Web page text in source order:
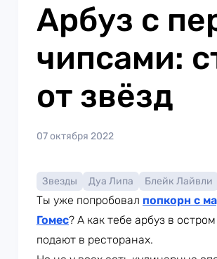
Арбуз с
чипсами:
от звёзд
07 октября 2022
Звезды Дуа Липа Блейк Лайвли
Ты уже попробовал попкорн с
Гомес? А как тебе арбуз в
подают в ресторанах.